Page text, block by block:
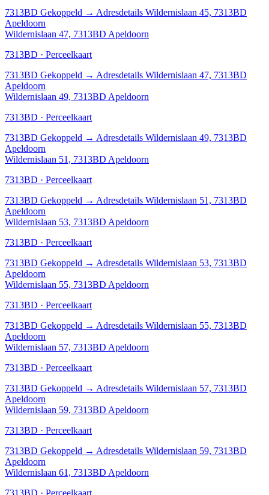
7313BD Gekoppeld → Adresdetails Wildernislaan 45, 7313BD
Apeldoorn
Wildernislaan 47, 7313BD Apeldoorn
7313BD · Perceelkaart
7313BD Gekoppeld → Adresdetails Wildernislaan 47, 7313BD
Apeldoorn
Wildernislaan 49, 7313BD Apeldoorn
7313BD · Perceelkaart
7313BD Gekoppeld → Adresdetails Wildernislaan 49, 7313BD
Apeldoorn
Wildernislaan 51, 7313BD Apeldoorn
7313BD · Perceelkaart
7313BD Gekoppeld → Adresdetails Wildernislaan 51, 7313BD
Apeldoorn
Wildernislaan 53, 7313BD Apeldoorn
7313BD · Perceelkaart
7313BD Gekoppeld → Adresdetails Wildernislaan 53, 7313BD
Apeldoorn
Wildernislaan 55, 7313BD Apeldoorn
7313BD · Perceelkaart
7313BD Gekoppeld → Adresdetails Wildernislaan 55, 7313BD
Apeldoorn
Wildernislaan 57, 7313BD Apeldoorn
7313BD · Perceelkaart
7313BD Gekoppeld → Adresdetails Wildernislaan 57, 7313BD
Apeldoorn
Wildernislaan 59, 7313BD Apeldoorn
7313BD · Perceelkaart
7313BD Gekoppeld → Adresdetails Wildernislaan 59, 7313BD
Apeldoorn
Wildernislaan 61, 7313BD Apeldoorn
7313BD · Perceelkaart